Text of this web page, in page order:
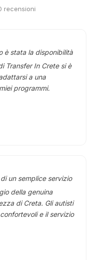
recensioni
è stata la disponibilità
Transfer In Crete si è
a una
programmi.
un semplice servizio
della genuina
di Creta. Gli autisti
e il servizio